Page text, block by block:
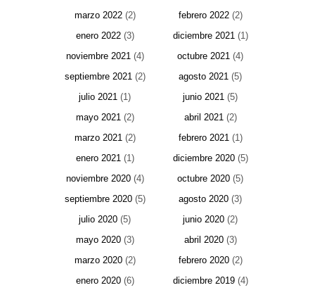
marzo 2022(2) febrero 2022(2)
enero 2022(3) diciembre 2021(1)
noviembre 2021(4) octubre 2021 (4)
septiembre 2021(2) agosto 2021 (5)
julio 2021 (1) junio 2021 (5)
mayo 2021(2) abril 2021(2)
marzo 2021(2) febrero 2021(1)
enero 2021(1) diciembre 2020(5)
noviembre 2020(4) octubre 2020 (5)
septiembre 2020(5) agosto 2020 (3)
julio 2020 (5) junio 2020 (2)
mayo 2020(3) abril 2020(3)
marzo 2020(2) febrero 2020(2)
enero 2020(6) diciembre 2019(4)